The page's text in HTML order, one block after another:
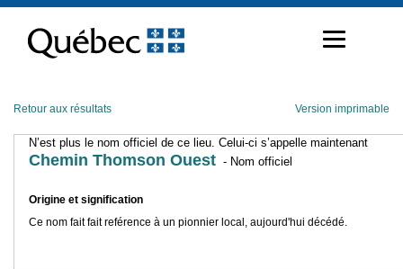
contenu
Retour aux résultats Version imprimable
N’est plus le nom officiel de ce lieu. Celui-ci s’appelle maintenant
Chemin Thomson Ouest - Nom officiel
Origine et signification
Ce nom fait fait reférence à un pionnier local, aujourd'hui décédé.